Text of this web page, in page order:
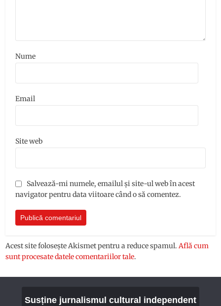
Nume
Email
Site web
Salvează-mi numele, emailul și site-ul web în acest
navigator pentru data viitoare când o să comentez.
Acest site folosește Akismet pentru a reduce spamul.Află cum
sunt procesate datele comentariilor tale.
Susține jurnalismul cultural independent